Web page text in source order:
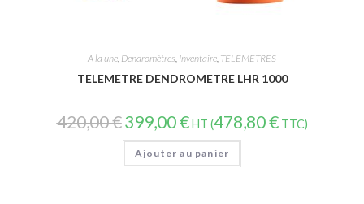
A la une Dendromètres Inventaire TELEMETRES
TELEMETRE DENDROMETRE LHR 1000
420,00€399,00€ HT (478,80€TTC)
Ajouter au panier